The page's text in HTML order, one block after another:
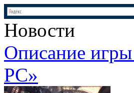
Новости
Описание
PC»